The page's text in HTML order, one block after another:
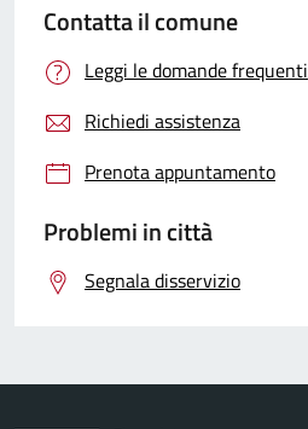
Contatta il comune
Leggi le domande frequenti
Richiedi assistenza
Prenota appuntamento
Problemi in città
Segnala disservizio